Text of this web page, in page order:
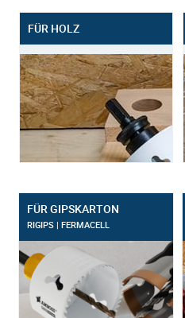
FÜR HOLZ
FÜR GIPSKARTON
RIGIPS | FERMACELL